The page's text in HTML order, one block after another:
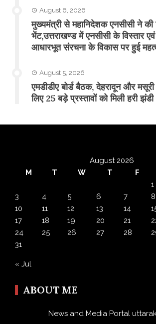
August 6, 2026
मुख्यमंत्री से महानिदेशक एनसीसी ने की
भेंट,उत्तराखण्ड में एनसीसी के विस्तार
आधारभूत संरचना के विकास पर हुई
August 5, 2026
एमडीडीए बोर्ड बैठक, देहरादून और
लिए 25 बड़े प्रस्तावों को मिली हरी झंडी
August 2026
M
T W T F
1
3
4 5 6 7 8
10
11 12 13 14
17
18 19 20 21
24
25 26 27 28
31
« Jul
ABOUT ME
News and Media Portal